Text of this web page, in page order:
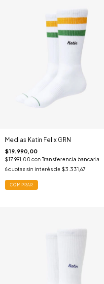
Medias Katin Felix GRN
$19.990,00
$17.991,00 con Transferencia bancaria
6cuotas sin interés de $3.331,67
COMPRAR